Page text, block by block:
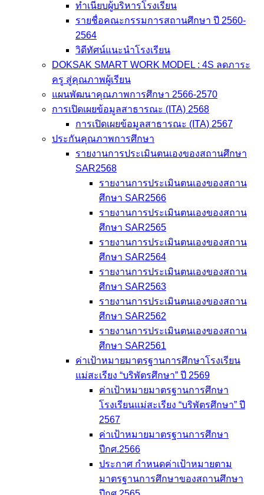
ทำเนียบผู้บริหารโรงเรียน
รายชื่อคณะกรรมการสถานศึกษา ปี 2560-
2564
วิดีทัศน์แนะนำโรงเรียน
DOKSAK SMART WORK MODEL : 4S ลดภาระ
ครู สู่คุณภาพผู้เรียน
แผนพัฒนาคุณภาพการศึกษา 2566-2570
การเปิดเผยข้อมูลสาธารณะ (ITA) 2568
การเปิดเผยข้อมูลสาธารณะ (ITA) 2567
ประกันคุณภาพการศึกษา
รายงานการประเมินตนเองของสถานศึกษา
SAR2568
รายงานการประเมินตนเองของสถาน
ศึกษา SAR2566
รายงานการประเมินตนเองของสถาน
ศึกษา SAR2565
รายงานการประเมินตนเองของสถาน
ศึกษา SAR2564
รายงานการประเมินตนเองของสถาน
ศึกษา SAR2563
รายงานการประเมินตนเองของสถาน
ศึกษา SAR2562
รายงานการประเมินตนเองของสถาน
ศึกษา SAR2561
ค่าเป้าหมายมาตรฐานการศึกษาโรงเรียน
แม่สะเรียง “บริพัตรศึกษา” ปี 2569
ค่าเป้าหมายมาตรฐานการศึกษา
โรงเรียนแม่สะเรียง “บริพัตรศึกษา” ปี
2567
ค่าเป้าหมายมาตรฐานการศึกษา
ปีกศ.2566
ประกาศ กำหนดค่าเป้าหมายตาม
มาตรฐานการศึกษาของสถานศึกษา